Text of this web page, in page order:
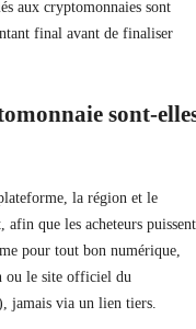
aux cryptomonnaies sont
final avant de finaliser
sont-
la région et le
afin que les acheteurs puissent
pour tout bon numérique,
ou le site officiel du
jamais via un lien tiers.